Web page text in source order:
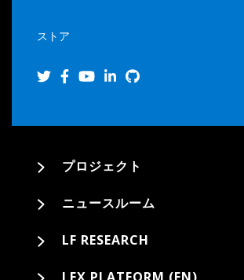
ストア
プロジェクト
ニュースルーム
LF RESEARCH